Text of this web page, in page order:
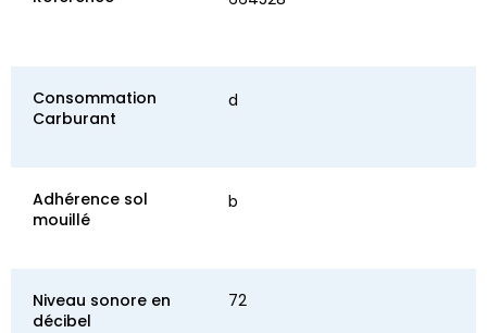
Consommation
Carburant
d
Adhérence sol
mouillé
b
Niveau sonore en
décibel
72